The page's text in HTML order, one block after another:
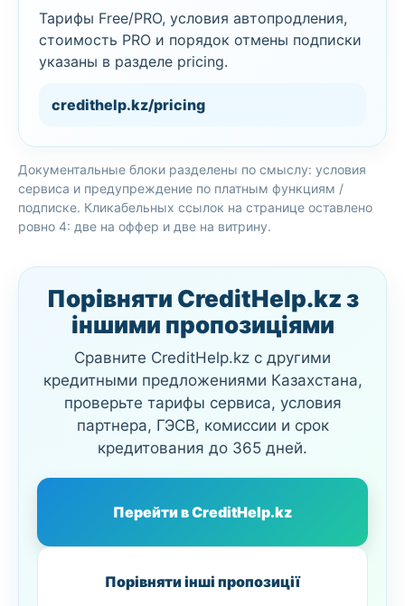
Тарифы Free/PRO, условия автопродления,
стоимость PRO и порядок отмены подписки
указаны в разделе pricing.
credithelp.kz/pricing
Документальные блоки разделены по смыслу: условия
сервиса и предупреждение по платным функциям /
подписке. Кликабельных ссылок на странице оставлено
ровно 4: две на оффер и две на витрину.
Порівняти CreditHelp.kz з
іншими пропозиціями
Сравните CreditHelp.kz с другими
кредитными предложениями Казахстана,
проверьте тарифы сервиса, условия
партнера, ГЭСВ, комиссии и срок
кредитования до 365 дней.
Перейти в CreditHelp.kz
Порівняти інші пропозиції